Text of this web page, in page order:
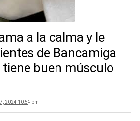
a la calma y le
de Bancamiga
tiene buen músculo
2024 10:54 pm